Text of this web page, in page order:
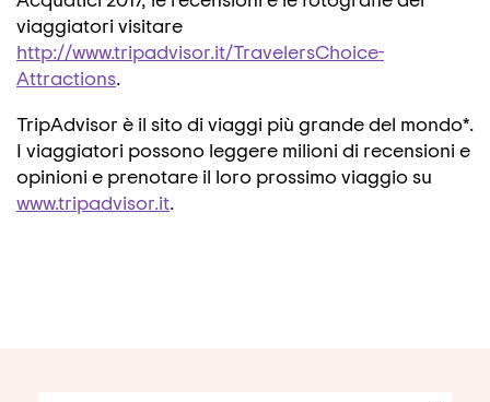
viaggiatori visitare
http://www.tripadvisor.it/TravelersChoice-
Attractions.
TripAdvisor è il sito di viaggi più grande del mondo*.
I viaggiatori possono leggere milioni di recensioni e
opinioni e prenotare il loro prossimo viaggio su
www.tripadvisor.it.